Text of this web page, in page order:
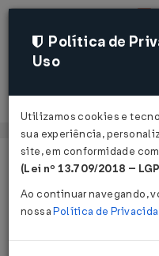
Página Inicial
Política de
Uso
Utilizamos cookies e
sua experiência,
site, em conformidade com
(Lei nº 13.709/2018 –
Ao continuar navegando,
nossaPolítica de